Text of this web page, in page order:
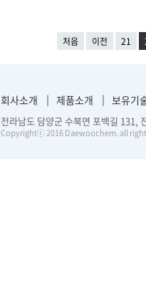
처음 이전 21
회사소개 제품소개 보유기
전라남도 담양군 수북면 포백길
Copyrightⓒ 2016 Daewoochem. all